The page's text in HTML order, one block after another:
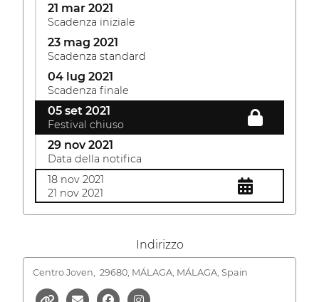
21 mar 2021
Scadenza iniziale
23 mag 2021
Scadenza standard
04 lug 2021
Scadenza finale
05 set 2021
Festival chiuso
29 nov 2021
Data della notifica
18 nov 2021
21 nov 2021
Indirizzo
Centro Joven, 29680, MÁLAGA, MÁLAGA, Spain